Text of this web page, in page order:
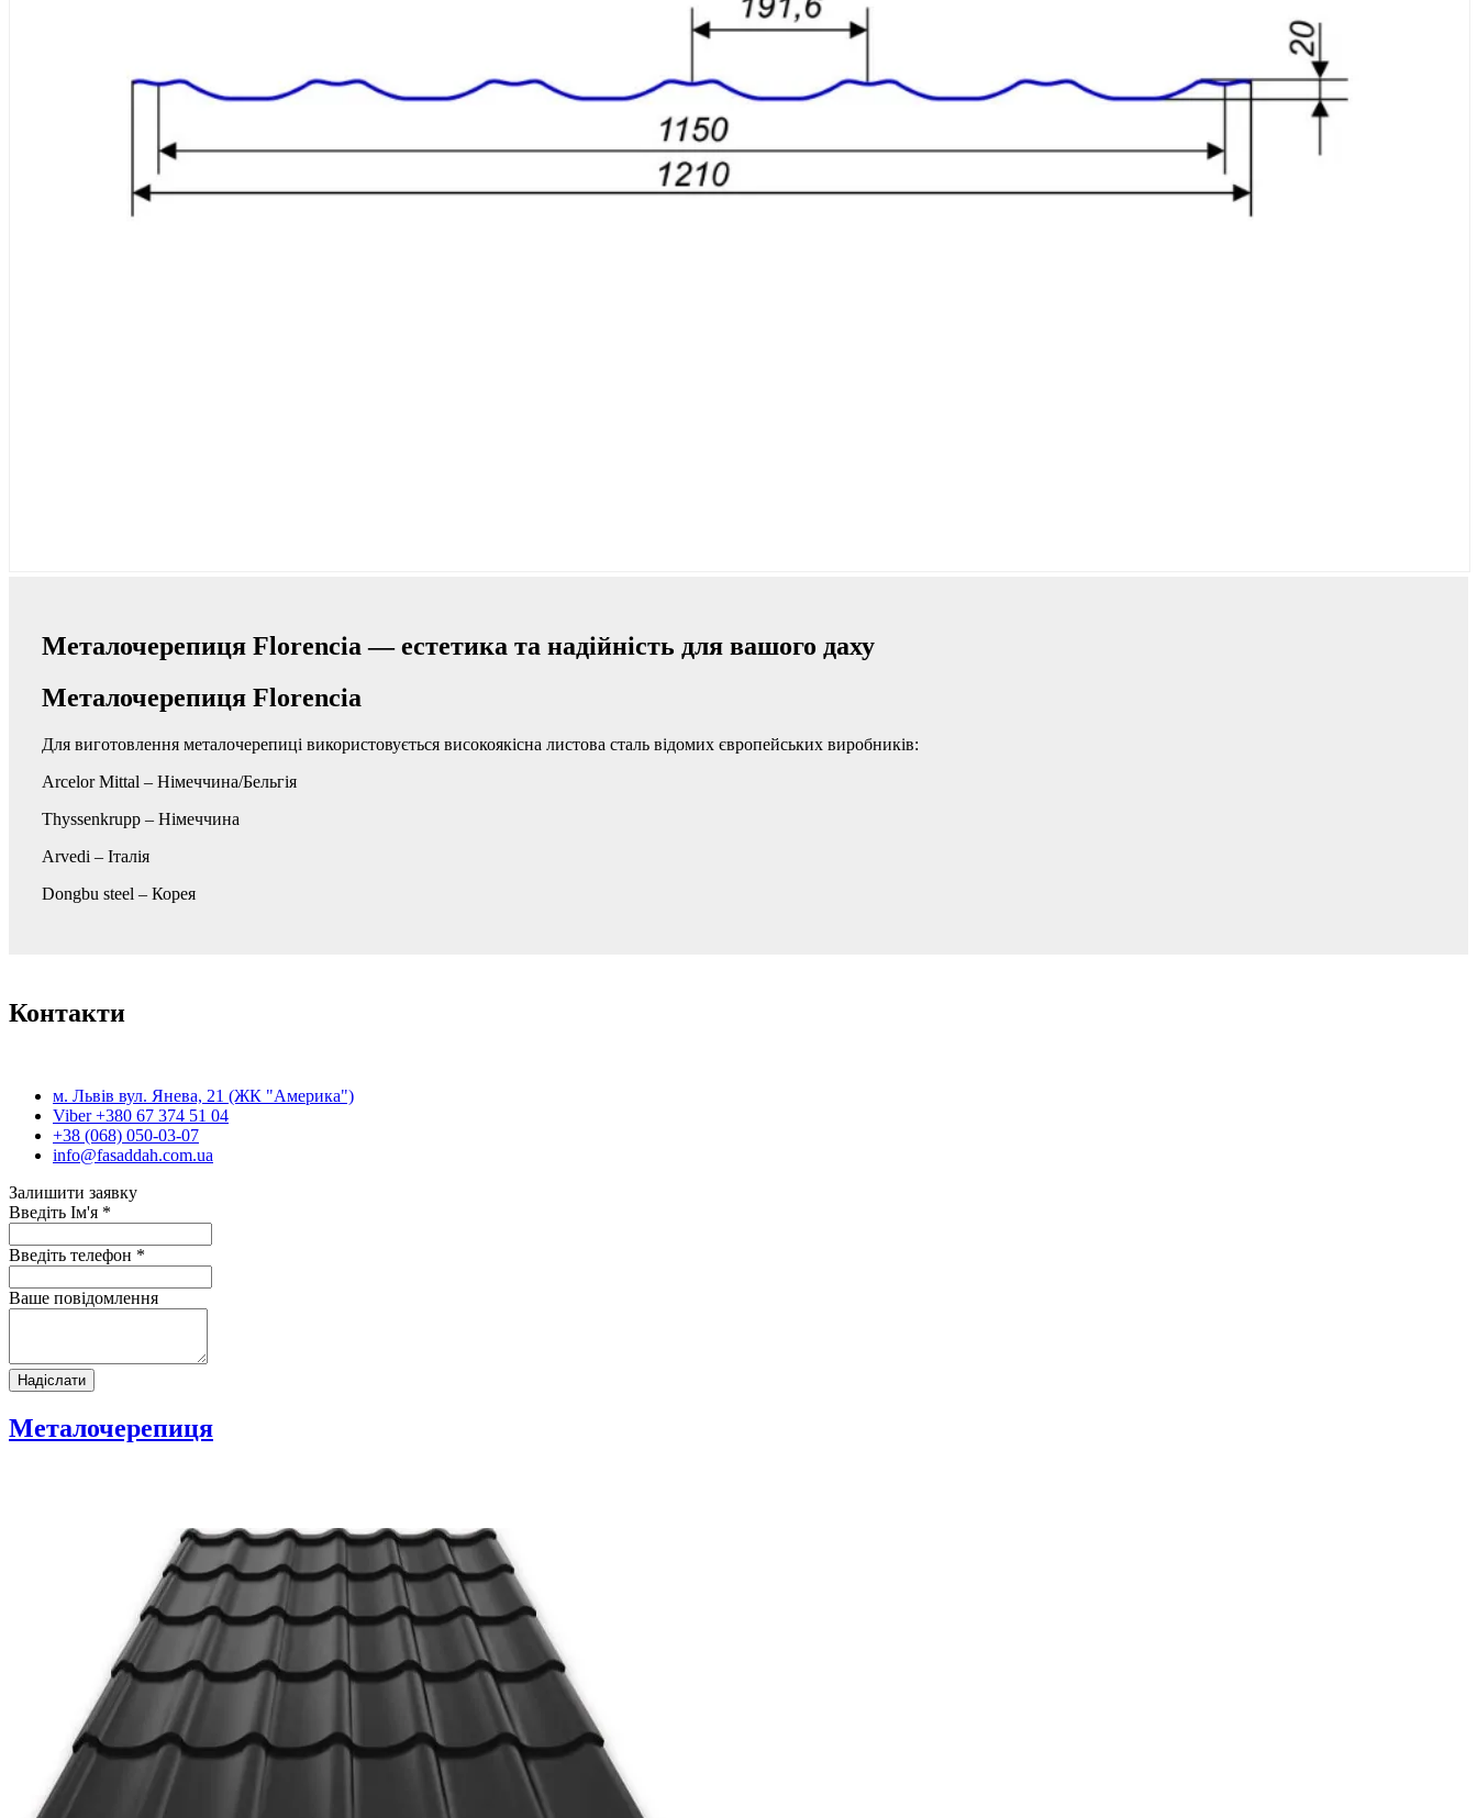
Металочерепиця Florencia — естетика та надійність для вашого даху
Металочерепиця Florencia
Для виготовлення металочерепиці використовується високоякісна листова сталь відомих європейських виробників:
Arcelor Mittal – Німеччина/Бельгія
Thyssenkrupp – Німеччина
Arvedi – Італія
Dongbu steel – Корея
Контакти
м. Львів вул. Янева, 21 (ЖК "Америка")
Viber +380 67 374 51 04
+38 (068) 050-03-07
info@fasaddah.com.ua
Залишити заявку
Введіть Ім'я *
Введіть телефон *
Ваше повідомлення
Надіслати
Металочерепиця